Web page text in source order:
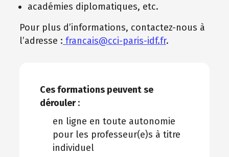
académies diplomatiques, etc.
Pour plus d’informations, contactez-nous à
l’adresse : francais@cci-paris-idf.fr.
Ces formations peuvent se
dérouler:
en ligne en toute autonomie
pour les professeur(e)s à titre
individuel